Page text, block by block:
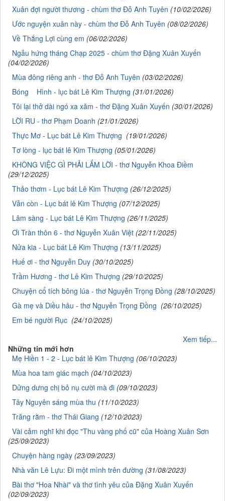
Xuân đợi người thương - chùm thơ Đỗ Anh Tuyên (10/02/2026)
Ước nguyện xuân này - chùm thơ Đỗ Anh Tuyên (08/02/2026)
Về Thắng Lợi cùng em (06/02/2026)
Ngẫu hứng tháng Chạp 2025 - chùm thơ Đặng Xuân Xuyến
(04/02/2026)
Mùa đông riêng anh - thơ Đỗ Anh Tuyên (03/02/2026)
Bóng Hình - lục bát Lê Kim Thượng (31/01/2026)
Tôi lại thở dài ngó xa xăm - thơ Đặng Xuân Xuyến (30/01/2026)
LỜI RU - thơ Phạm Doanh (21/01/2026)
Thực Mơ - Lục bát Lê Kim Thượng (19/01/2026)
Tơ lòng - lục bát lê Kim Thượng (05/01/2026)
KHÔNG VIỆC GÌ PHẢI LẮM LỜI - thơ Nguyễn Khoa Điềm
(29/12/2025)
Thảo thơm - Lục bát Lê Kim Thượng (26/12/2025)
Vẫn còn - Lục bát lê Kim Thượng (07/12/2025)
Lâm sàng - Lục bát Lê Kim Thượng (26/11/2025)
Ơi Tràn thôn 6 - thơ Nguyễn Xuân Việt (22/11/2025)
Nửa kia - Lục bát Lê Kim Thượng (13/11/2025)
Huế ơi - thơ Nguyễn Duy (30/10/2025)
Trầm Hương - thơ Lê Kim Thượng (29/10/2025)
Chuyện cổ tích bông lúa - thơ Nguyễn Trọng Đồng (28/10/2025)
Gà mẹ và Diều hâu - thơ Nguyễn Trọng Đồng (26/10/2025)
Em bé người Rục (24/10/2025)
Xem tiếp...
Những tin mới hơn
Mẹ Hiền 1 - 2 - Lục bát lê Kim Thượng (06/10/2023)
Mùa hoa tam giác mạch (04/10/2023)
Dửng dưng chị bỏ nụ cười mà đi (09/10/2023)
Tây Nguyên sáng mùa thu (11/10/2023)
Trăng rằm - thơ Thái Giang (12/10/2023)
Vài cảm nghĩ khi đọc "Thu vàng phố cũ" của Hoàng Xuân Sơn
(25/09/2023)
Chuyện hàng ngày (23/09/2023)
Nhà văn Lê Lựu: Đi một mình trên đường (31/08/2023)
Bài thơ "Hoa Nhài" và thơ tình yêu của Đặng Xuân Xuyến
(02/09/2023)